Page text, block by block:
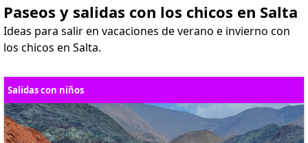
Paseos y salidas con los chicos en Salta
Ideas para salir en vacaciones de verano e invierno con
los chicos en Salta.
Salidas con niños